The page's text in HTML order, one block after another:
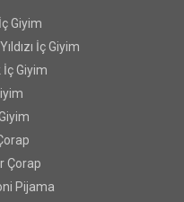
Giyim
İç Giyim
Giyim
Çorap
Pijama